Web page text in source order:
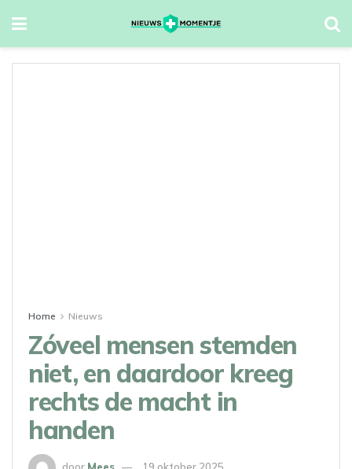
Home Nieuws
Zóveel mensen stemden
niet, en daardoor kreeg
rechts de macht in
handen
door Mees 19 oktober 2025